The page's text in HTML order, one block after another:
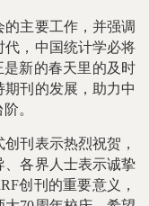
主要工作，并强调
代，中国统计学必将
是新的春天里的及时
刊的发展，助力中
。
刊表示热烈祝贺，
、各界人士表示诚挚
创刊的重要意义，